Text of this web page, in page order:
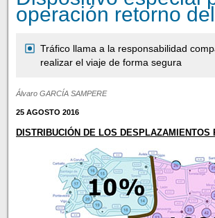
operación retorno
Tráfico llama a la responsabilidad
realizar el viaje de forma segura
Álvaro GARCÍA SAMPERE
25 AGOSTO 2016
DISTRIBUCIÓN DE LOS DESPLAZAMIENTOS